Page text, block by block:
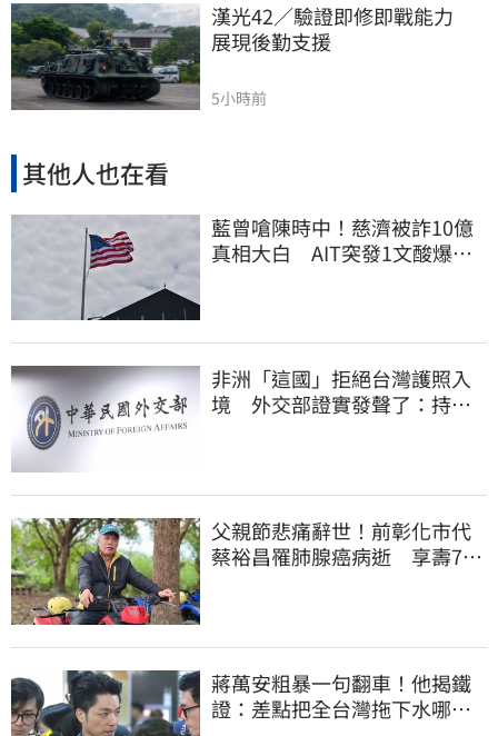
漢光42／驗證即修即戰能力
展現後勤支援
5小時前
其他人也在看
藍曾嗆陳時中！慈濟被詐10億
真相大白 AIT突發1文酸爆…
非洲「這國」拒絕台灣護照入
境 外交部證實發聲了：持續
父親節悲痛辭世！前彰化市代
蔡裕昌罹肺腺癌病逝 享壽71
蔣萬安粗暴一句翻車！他揭鐵
證：差點把全台灣拖下水哪時